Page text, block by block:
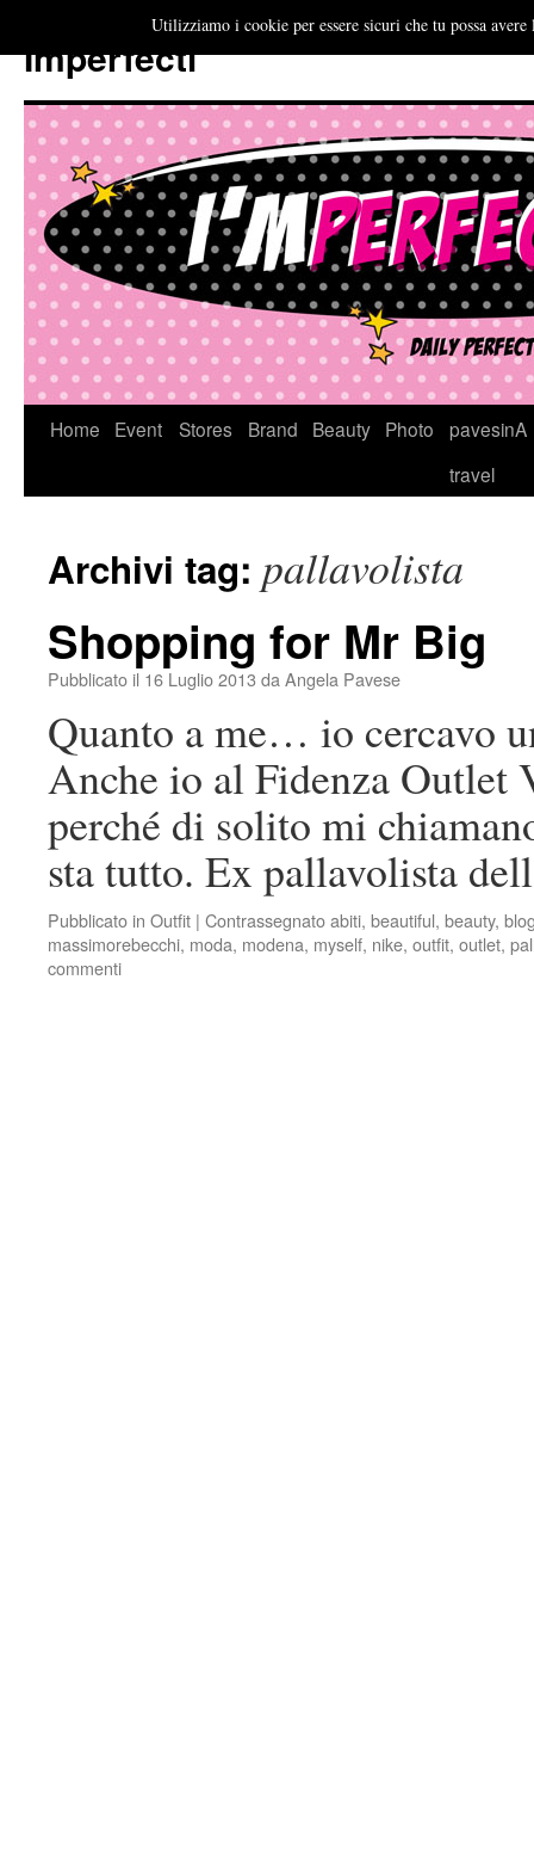
Imperfecti
VaiHome Event Stores Brand Beauty Photo
pavesinA
travel
Archivi tag: pallavolista
Shopping for Mr Big
Pubblicato il 16 Luglio 2013 da Angela Pavese
Quanto a me… io
Anche io al Fidenza
perché di solito mi
sta tutto. Ex pallavolista
Pubblicato in Outfit | Contrassegnatoabiti, beautiful, beauty,
massimorebecchi, moda, modena, myself, nike, outfit, outlet,
commenti
Utilizziamo i cookie per essere sicuri che tu possa